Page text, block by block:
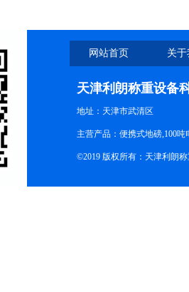
网站首页 关
天津利朗称重设备
地址：天津市武清区
主营产品：便携式地磅,100
©2019 版权所有：天津利朗